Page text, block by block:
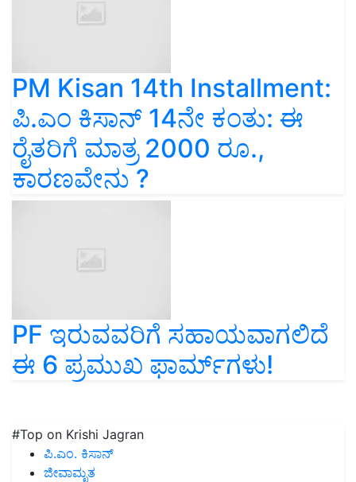
PM Kisan 14th Installment:
ಪಿ.ಎಂ ಕಿಸಾನ್ 14ನೇ ಕಂತು: ಈ
ರೈತರಿಗೆ ಮಾತ್ರ 2000 ರೂ.,
ಕಾರಣವೇನು ?
PF ಇರುವವರಿಗೆ ಸಹಾಯವಾಗಲಿದೆ
ಈ 6 ಪ್ರಮುಖ ಫಾರ್ಮ್‌ಗಳು!
#Top on Krishi Jagran
ಪಿ.ಎಂ. ಕಿಸಾನ್
ಜೀವಾಮೃತ